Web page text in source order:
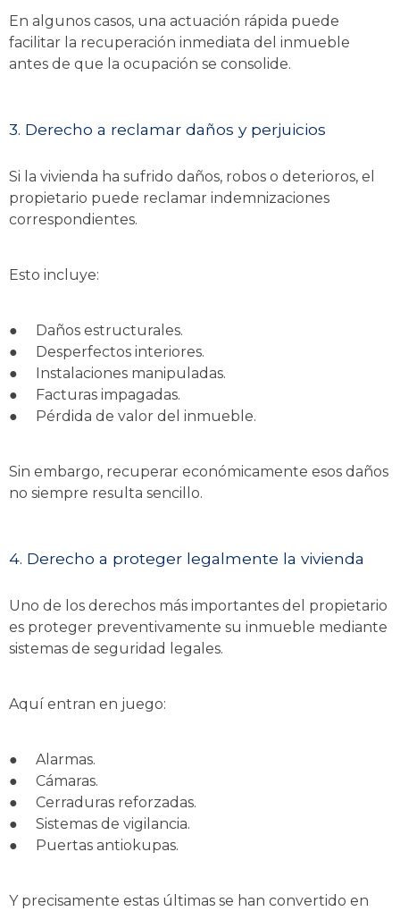
En algunos casos, una actuación rápida puede
facilitar la recuperación inmediata del inmueble
antes de que la ocupación se consolide.
3. Derecho a reclamar daños y perjuicios
Si la vivienda ha sufrido daños, robos o deterioros, el
propietario puede reclamar indemnizaciones
correspondientes.
Esto incluye:
● Daños estructurales.
● Desperfectos interiores.
● Instalaciones manipuladas.
● Facturas impagadas.
● Pérdida de valor del inmueble.
Sin embargo, recuperar económicamente esos daños
no siempre resulta sencillo.
4. Derecho a proteger legalmente la vivienda
Uno de los derechos más importantes del propietario
es proteger preventivamente su inmueble mediante
sistemas de seguridad legales.
Aquí entran en juego:
● Alarmas.
● Cámaras.
● Cerraduras reforzadas.
● Sistemas de vigilancia.
● Puertas antiokupas.
Y precisamente estas últimas se han convertido en